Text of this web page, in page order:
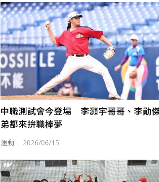
中職測試會今登場 李灝宇哥哥、李勛
弟都來拚職棒夢
運動 · 2026/06/15